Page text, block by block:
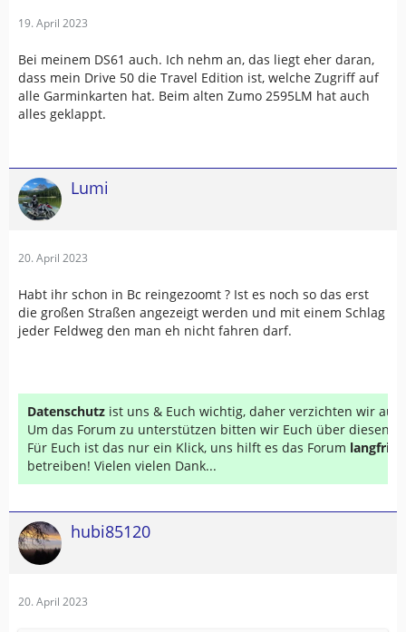
19. April 2023
Bei meinem DS61 auch. Ich nehm an, das liegt eher daran,
dass mein Drive 50 die Travel Edition ist, welche Zugriff auf
alle Garminkarten hat. Beim alten Zumo 2595LM hat auch
alles geklappt.
Lumi
20. April 2023
Habt ihr schon in Bc reingezoomt ? Ist es noch so das erst
die großen Straßen angezeigt werden und mit einem Schlag
jeder Feldweg den man eh nicht fahren darf.
Datenschutz ist uns & Euch wichtig, daher verzichten wir auf
Um das Forum zu unterstützen bitten wir Euch über diesen
Für Euch ist das nur ein Klick, uns hilft es das Forum
betreiben! Vielen vielen Dank...
hubi85120
20. April 2023